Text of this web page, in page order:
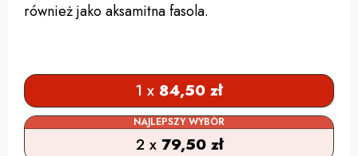
również jako aksamitna fasola.
1 x 84,50 zł
NAJLEPSZY WYBÓR
2 x 79,50 zł